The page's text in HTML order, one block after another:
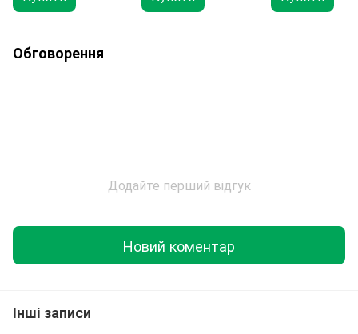
Обговорення
Додайте перший відгук
Новий коментар
Інші записи